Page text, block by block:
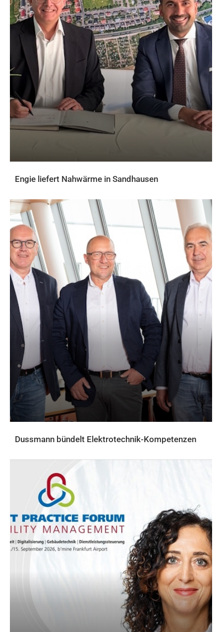
Engie liefert Nahwärme in Sandhausen
Dussmann bündelt Elektrotechnik-Kompetenzen